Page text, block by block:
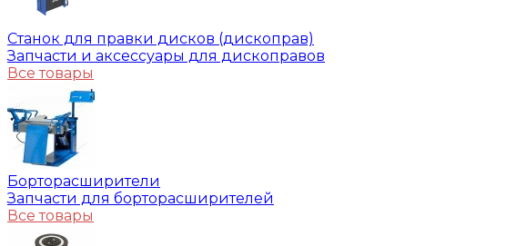
Станок для правки дисков (дископрав)
Запчасти и аксессуары для дископравов
Все товары
Борторасширители
Запчасти для борторасширителей
Все товары